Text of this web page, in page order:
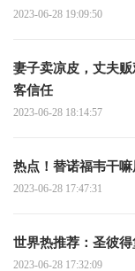
2023-06-28 19:09:50
妻子卖凉皮，丈夫
客信任
2023-06-28 18:14:57
热点！替诺福韦干
2023-06-28 17:47:31
世界热推荐：圣彼
2023-06-28 17:32:09